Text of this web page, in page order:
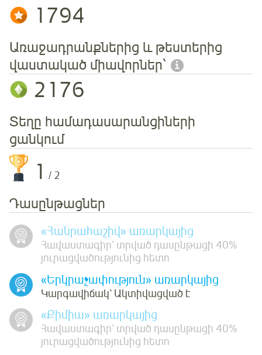
1794
Առաջադրանքներից և թեստերից
վաստակած միավորներ՝
2176
Տեղը համադասարանցիների
ցանկում
1 / 2
Դասընթացներ
«Հանրահաշիվ» առարկայից
Հավաստագիր՝ տրված դասընթացի 40%
յուրացվածությունից հետո
«Երկրաչափություն» առարկայից
Կարգավիճակ՝ Ակտիվացված է
«Քիմիա» առարկայից
Հավաստագիր՝ տրված դասընթացի 40%
յուրացվածությունից հետո